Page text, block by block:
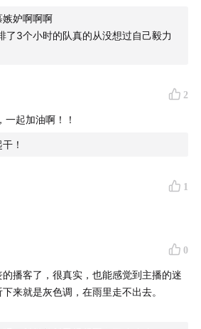
之谜：时薪与税金的背后隐藏的真
到国外的自由：一个异乡人的适应
的再思考：中国模式的利与弊
逃离压力？分析逃离工作的影响与
读书？金钱、职业和个人发展之间
何在学业、工作和生活之间找到平
：影视行业的新挑战与机遇
嫉妒啊啊啊
了3个小时的队真的从没想过自己毅力
2
起加油啊！！
！
1
0
播客了，很真实，也能感觉到主播的迷
来就是灰色调，在雨里走不出去。